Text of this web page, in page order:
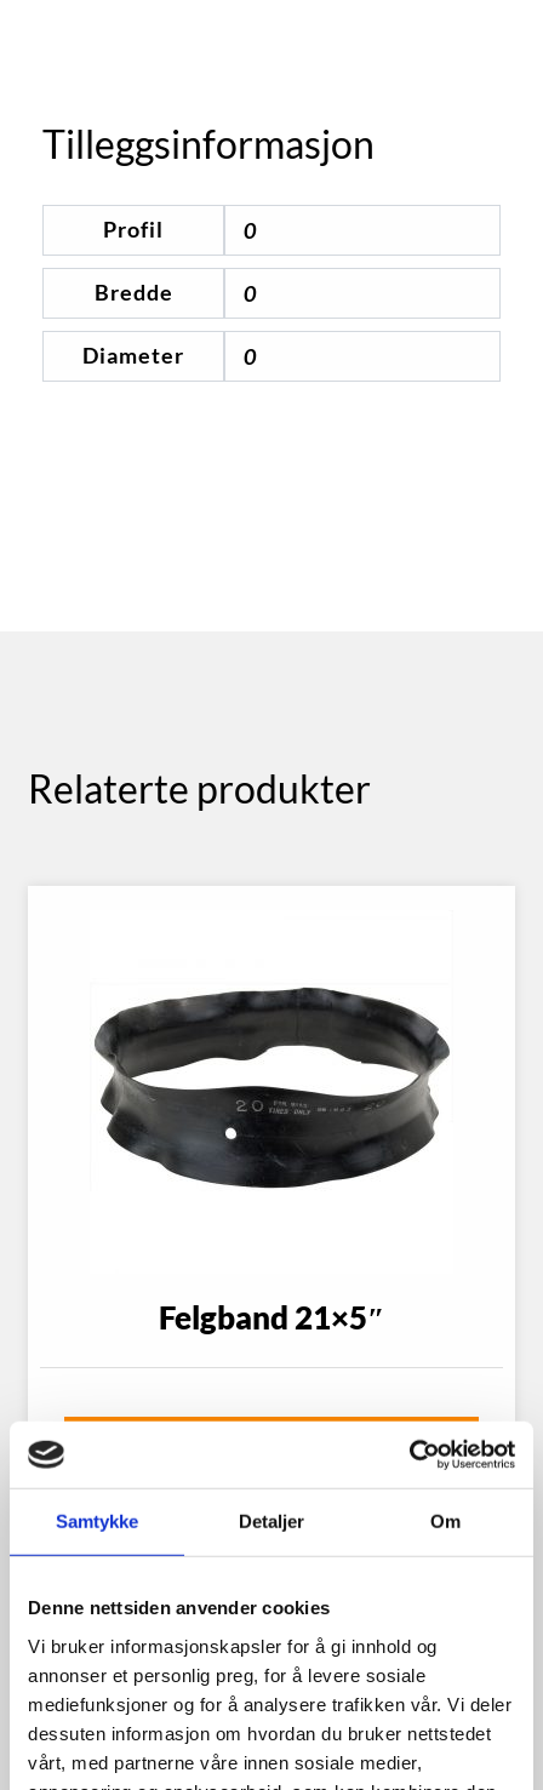
Samtykke Detaljer Om
Denne nettsiden anvender cookies
Vi bruker informasjonskapsler for å gi innhold og
annonser et personlig preg, for å levere sosiale
mediefunksjoner og for å analysere trafikken vår. Vi deler
dessuten informasjon om hvordan du bruker nettstedet
vårt, med partnerne våre innen sosiale medier,
Tilleggsinformasjon
Profil 0
Bredde 0
Diameter 0
Relaterte produkter
Felgband 21×5″
Se flere detaljer